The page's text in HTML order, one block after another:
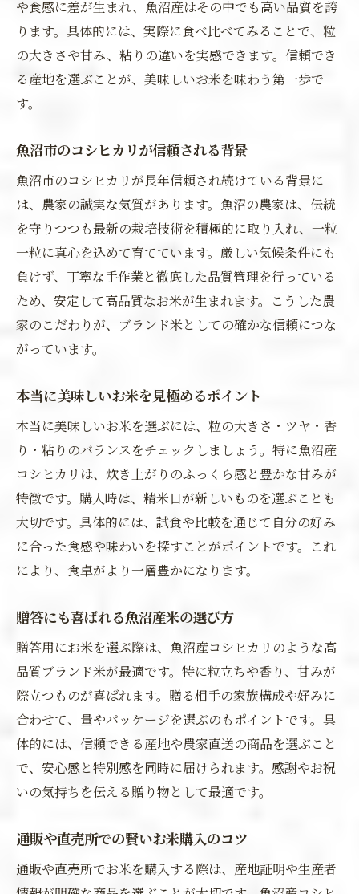
や食感に差が生まれ、魚沼産はその中でも高い品質を誇
ります。具体的には、実際に食べ比べてみることで、粒
の大きさや甘み、粘りの違いを実感できます。信頼でき
る産地を選ぶことが、美味しいお米を味わう第一歩で
す。
魚沼市のコシヒカリが信頼される背景
魚沼市のコシヒカリが長年信頼され続けている背景に
は、農家の誠実な気質があります。魚沼の農家は、伝統
を守りつつも最新の栽培技術を積極的に取り入れ、一粒
一粒に真心を込めて育てています。厳しい気候条件にも
負けず、丁寧な手作業と徹底した品質管理を行っている
ため、安定して高品質なお米が生まれます。こうした農
家のこだわりが、ブランド米としての確かな信頼につな
がっています。
本当に美味しいお米を見極めるポイント
本当に美味しいお米を選ぶには、粒の大きさ・ツヤ・香
り・粘りのバランスをチェックしましょう。特に魚沼産
コシヒカリは、炊き上がりのふっくら感と豊かな甘みが
特徴です。購入時は、精米日が新しいものを選ぶことも
大切です。具体的には、試食や比較を通じて自分の好み
に合った食感や味わいを探すことがポイントです。これ
により、食卓がより一層豊かになります。
贈答にも喜ばれる魚沼産米の選び方
贈答用にお米を選ぶ際は、魚沼産コシヒカリのような高
品質ブランド米が最適です。特に粒立ちや香り、甘みが
際立つものが喜ばれます。贈る相手の家族構成や好みに
合わせて、量やパッケージを選ぶのもポイントです。具
体的には、信頼できる産地や農家直送の商品を選ぶこと
で、安心感と特別感を同時に届けられます。感謝やお祝
いの気持ちを伝える贈り物として最適です。
通販や直売所での賢いお米購入のコツ
通販や直売所でお米を購入する際は、産地証明や生産者